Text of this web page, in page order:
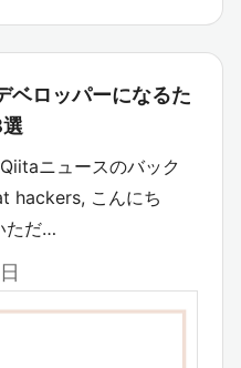
ベロッパーになるた
ニュースのバック
hackers, こんにち
ただ…